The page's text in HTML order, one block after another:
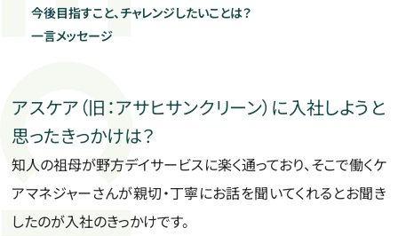
今後目指すこと、チャレンジしたいことは？
一言メッセージ
アスケア（旧：アサヒサンクリーン）に入社しようと
思ったきっかけは？
知人の祖母が野方デイサービスに楽く通っており、そこで働くケ
アマネジャーさんが親切・丁寧にお話を聞いてくれるとお聞き
したのが入社のきっかけです。